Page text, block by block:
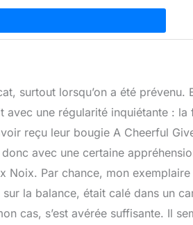
surtout lorsqu’on a été prévenu.
avec une régularité inquiétante : la
reçu leur bougie A Cheerful
avec une certaine
Noix. Par chance, mon exemplaire
la balance, était calé dans un
cas, s’est avérée suffisante. Il